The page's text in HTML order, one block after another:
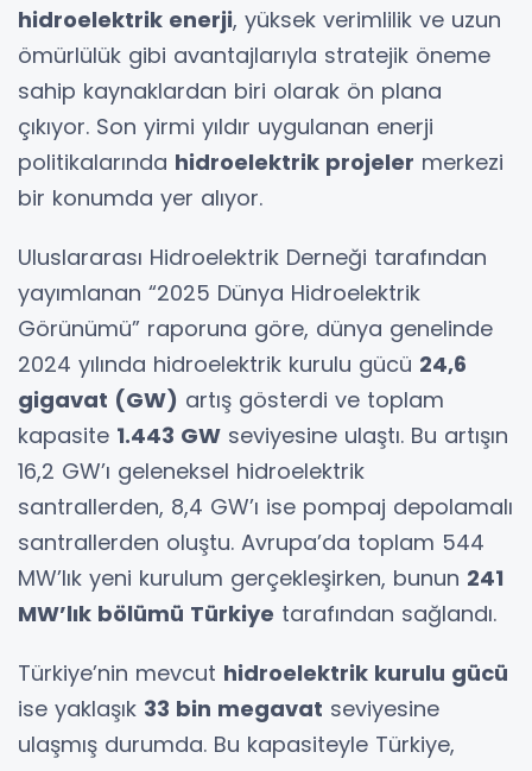
hidroelektrik enerji, yüksek verimlilik ve uzun
ömürlülük gibi avantajlarıyla stratejik öneme
sahip kaynaklardan biri olarak ön plana
çıkıyor. Son yirmi yıldır uygulanan enerji
politikalarında hidroelektrik projeler merkezi
bir konumda yer alıyor.
Uluslararası Hidroelektrik Derneği tarafından
yayımlanan “2025 Dünya Hidroelektrik
Görünümü” raporuna göre, dünya genelinde
2024 yılında hidroelektrik kurulu gücü 24,6
gigavat (GW) artış gösterdi ve toplam
kapasite 1.443 GW seviyesine ulaştı. Bu artışın
16,2 GW’ı geleneksel hidroelektrik
santrallerden, 8,4 GW’ı ise pompaj depolamalı
santrallerden oluştu. Avrupa’da toplam 544
MW’lık yeni kurulum gerçekleşirken, bunun 241
MW’lık bölümü Türkiye tarafından sağlandı.
Türkiye’nin mevcut hidroelektrik kurulu gücü
ise yaklaşık 33 bin megavat seviyesine
ulaşmış durumda. Bu kapasiteyle Türkiye,